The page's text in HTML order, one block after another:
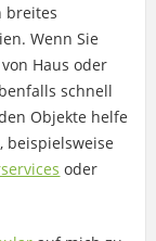
breites
Wenn Sie
von Haus oder
schnell
Objekte helfe
beispielsweise
oder